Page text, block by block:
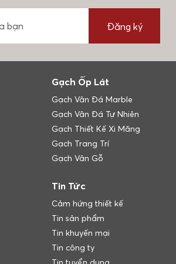
Đăng ký
Gạch Ốp Lát
Gạch Vân Đá Marble
Gạch Vân Đá Tự Nhiên
Gạch Thiết Kế Xi Măng
Gạch Trang Trí
Gạch Vân Gỗ
Tin Tức
Cảm hứng thiết kế
Tin sản phẩm
Tin khuyến mại
Tin công ty